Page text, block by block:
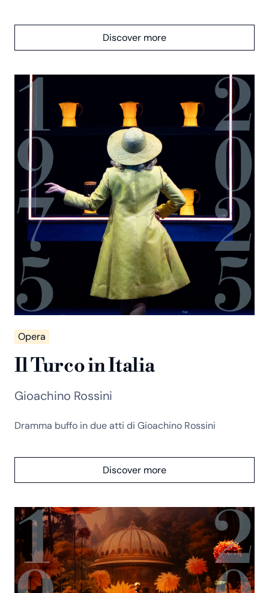
Discover more
Opera
Il Turco in Italia
Gioachino Rossini
Dramma buffo in due atti di Gioachino Rossini
Discover more